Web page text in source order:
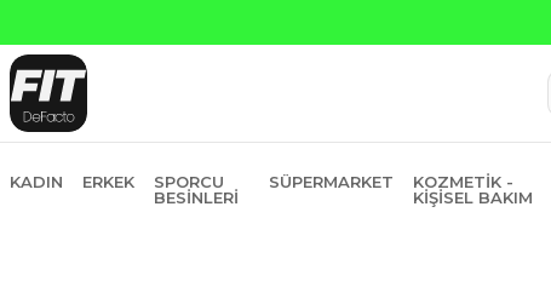
KADIN ERKEK
SPORCU
BESINLERI
SÜPERMARKET
KOZMETIK -
KIŞISEL BAKIM